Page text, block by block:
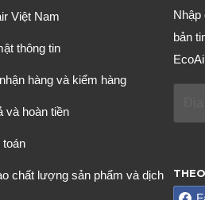
Việt Nam
thông tin
hàng và kiểm hàng
và hoàn tiền
toán
chất lượng sản phẩm và dịch
Nhập
bản